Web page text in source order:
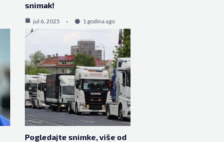
snimak!
jul 6, 2025 1 godina ago
Pogledajte snimke, više od